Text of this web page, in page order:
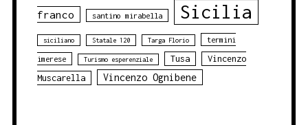
franco santino mirabella Sicilia
siciliano Statale 120 Targa Florio termini
imerese Turismo esperenziale Tusa
Vincenzo
Muscarella
Vincenzo Ognibene